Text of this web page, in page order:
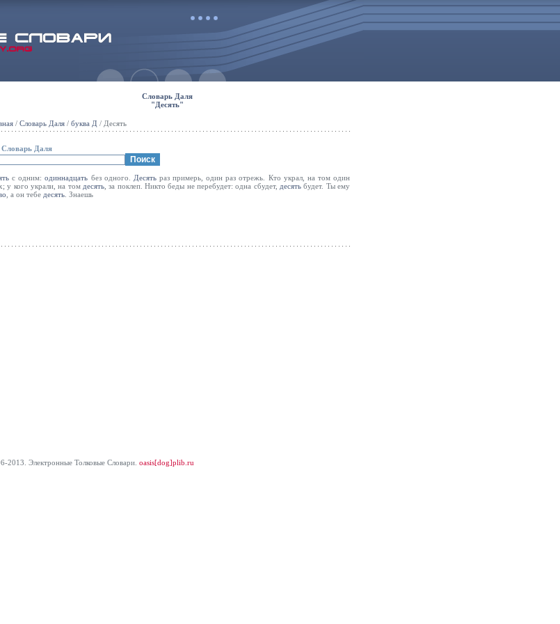
Словарь Даля
"Десять"
/ Словарь Даля / буква Д / Десять
Словарь Даля
с одним:одиннадцать без одного. Десятьраз примерь, один раз отрежь. Кто украл, на том один
у кого украли, на том десять , за поклеп. Никто беды не перебудет: одна сбудет, десять будет. Ты ему
, а он тебе десять . Знаешь
2013. Электронные Толковые Cловари. oasis[dog]plib.ru